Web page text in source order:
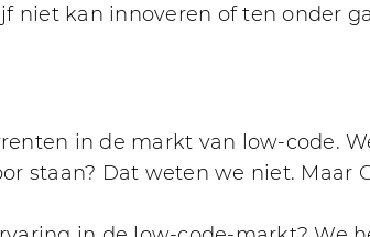
niet kan innoveren of ten onder
in de markt van low-code.
staan? Dat weten we niet. Maar